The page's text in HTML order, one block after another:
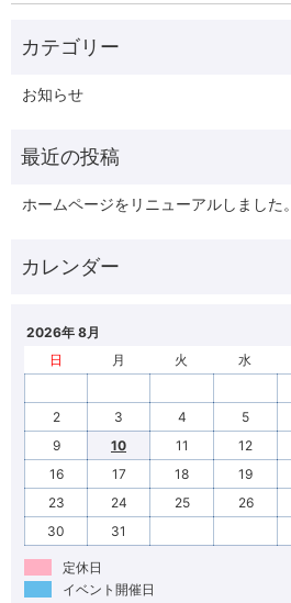
お知らせ
ホームページをリニューアルしました。
2026年 8月
日
月 火 水
2
3 4 5
9
10 11 12
16
17 18 19
23
24 25 26
30
31
定休日
イベント開催日